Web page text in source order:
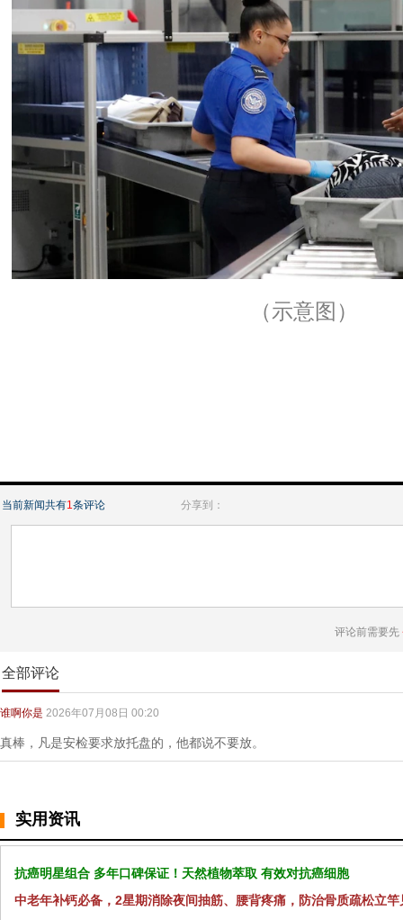
（示意图）
当前新闻共有1 条评论 分享到：
评论前需要先
全部评论
谁啊你是 2026年07月08日 00:20
真棒，凡是安检要求放托盘的，他都说不要放。
实用资讯
抗癌明星组合 多年口碑保证！天然植物萃取 有效对抗癌细胞
中老年补钙必备，2星期消除夜间抽筋、腰背疼痛，防治骨质疏松立竿